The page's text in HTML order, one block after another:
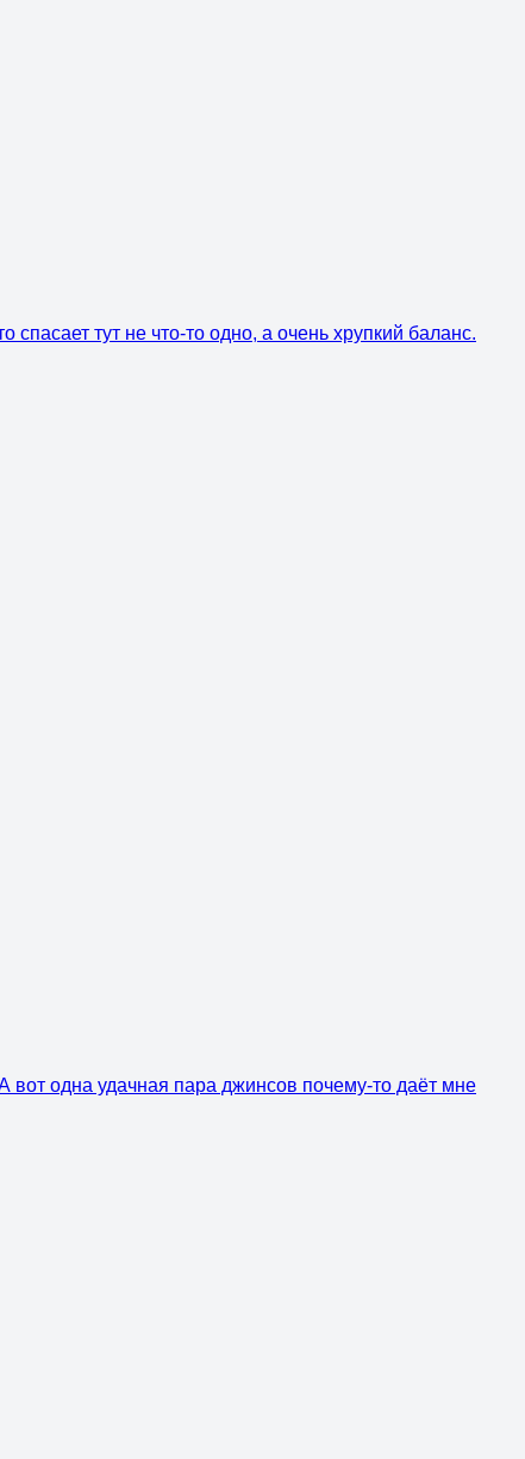
тут не что-то одно, а очень хрупкий баланс.
одна удачная пара джинсов почему-то даёт мне